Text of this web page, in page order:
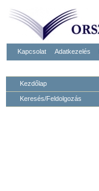
Kapcsolat Adatkezelés
Kezdőlap
Keresés/Feldolgozás